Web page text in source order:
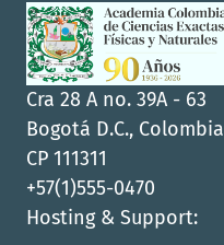
Cra 28 A no. 39A - 63
Bogotá D.C., Colombia
CP 111311
+57(1)555-0470
Hosting & Support: